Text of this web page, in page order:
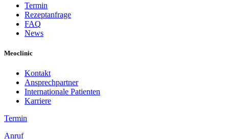
Termin
Rezeptanfrage
FAQ
News
Meoclinic
Kontakt
Ansprechpartner
Internationale Patienten
Karriere
Termin
Anruf